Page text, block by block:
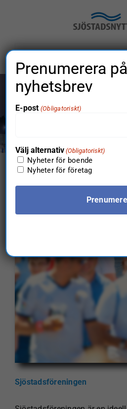
Sjöstadsföreningen
Prenumerera på
nyhetsbrev
E-post (Obligatoriskt)
Välj alternativ (Obligatoriskt)
Nyheter för boende
Nyheter för företag